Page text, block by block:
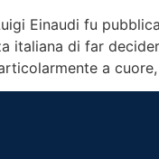
Einaudi fu
italiana di far
a